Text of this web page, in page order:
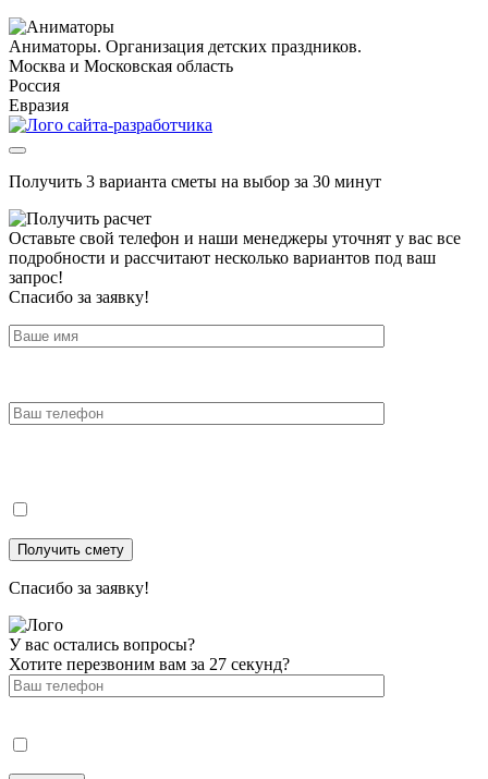
Аниматоры. Организация детских праздников.
Москва и Московская область
Россия
Евразия
Получить 3 варианта сметы на выбор за 30 минут
Оставьте свой телефон и наши менеджеры уточнят у вас все
подробности и рассчитают несколько вариантов под ваш
запрос!
Спасибо за заявку!
Спасибо за заявку!
У вас остались вопросы?
Хотите перезвоним вам за 27 секунд?